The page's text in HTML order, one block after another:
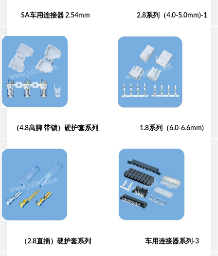
SA车用连接器 2.54mm 2.8系列（4.0-5.0mm)-1
（4.8高脚 带锁）硬护套系列 1.8系列（6.0-6.6mm)
（2.8直插）硬护套系列 车用连接器系列-3